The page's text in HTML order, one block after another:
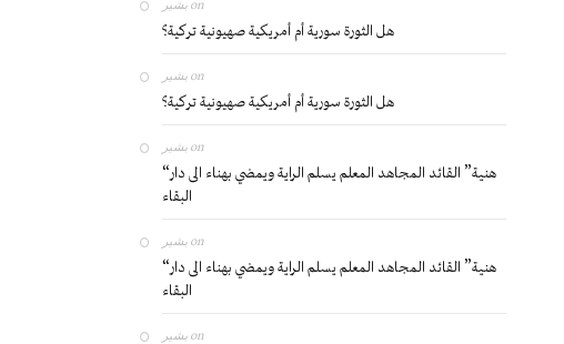
بشير on
هل الثورة سورية أم أمريكية صهيونية تركية؟
بشير on
هل الثورة سورية أم أمريكية صهيونية تركية؟
بشير on
“هنية” القائد المجاهد المعلم يسلم الراية ويمضي بهناء الى دار
البقاء
بشير on
“هنية” القائد المجاهد المعلم يسلم الراية ويمضي بهناء الى دار
البقاء
بشير on